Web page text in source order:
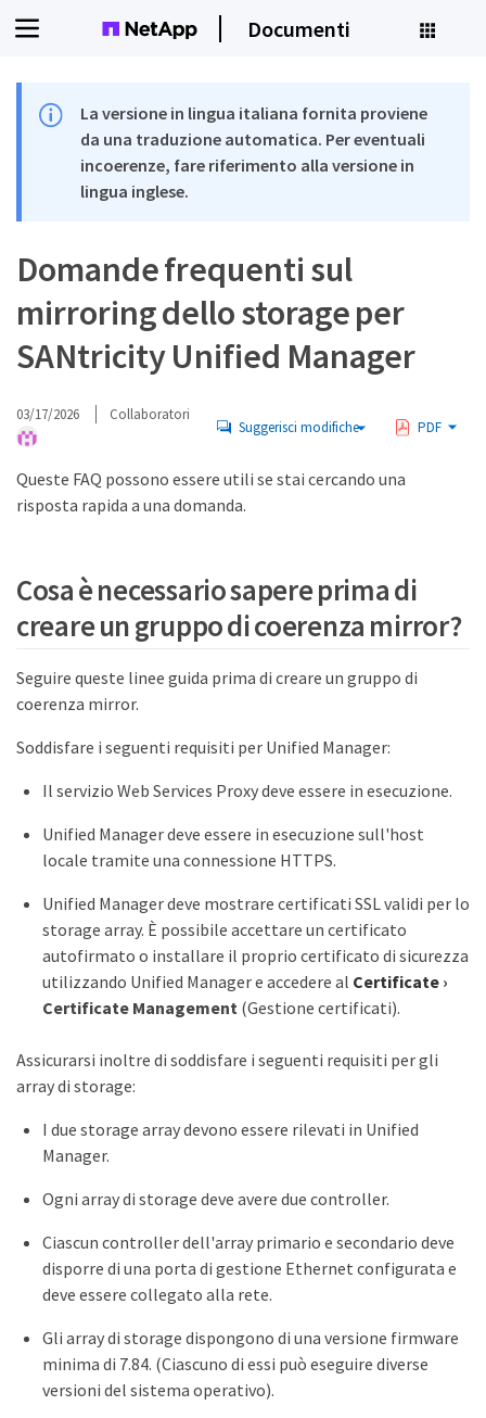
Documenti
La versione in lingua italiana fornita proviene
da una traduzione automatica. Per eventuali
incoerenze, fare riferimento alla versione in
lingua inglese.
Domande frequenti sul
mirroring dello storage per
SANtricity Unified Manager
03/17/2026 Collaboratori
Suggerisci modifiche PDF
Queste FAQ possono essere utili se stai cercando una
risposta rapida a una domanda.
Cosa è necessario sapere prima di
creare un gruppo di coerenza mirror?
Seguire queste linee guida prima di creare un gruppo di
coerenza mirror.
Soddisfare i seguenti requisiti per Unified Manager:
Il servizio Web Services Proxy deve essere in esecuzione.
Unified Manager deve essere in esecuzione sull'host
locale tramite una connessione HTTPS.
Unified Manager deve mostrare certificati SSL validi per lo
storage array. È possibile accettare un certificato
autofirmato o installare il proprio certificato di sicurezza
utilizzando Unified Manager e accedere al Certificate ›
Certificate Management (Gestione certificati).
Assicurarsi inoltre di soddisfare i seguenti requisiti per gli
array di storage:
I due storage array devono essere rilevati in Unified
Manager.
Ogni array di storage deve avere due controller.
Ciascun controller dell'array primario e secondario deve
disporre di una porta di gestione Ethernet configurata e
deve essere collegato alla rete.
Gli array di storage dispongono di una versione firmware
minima di 7.84. (Ciascuno di essi può eseguire diverse
versioni del sistema operativo).